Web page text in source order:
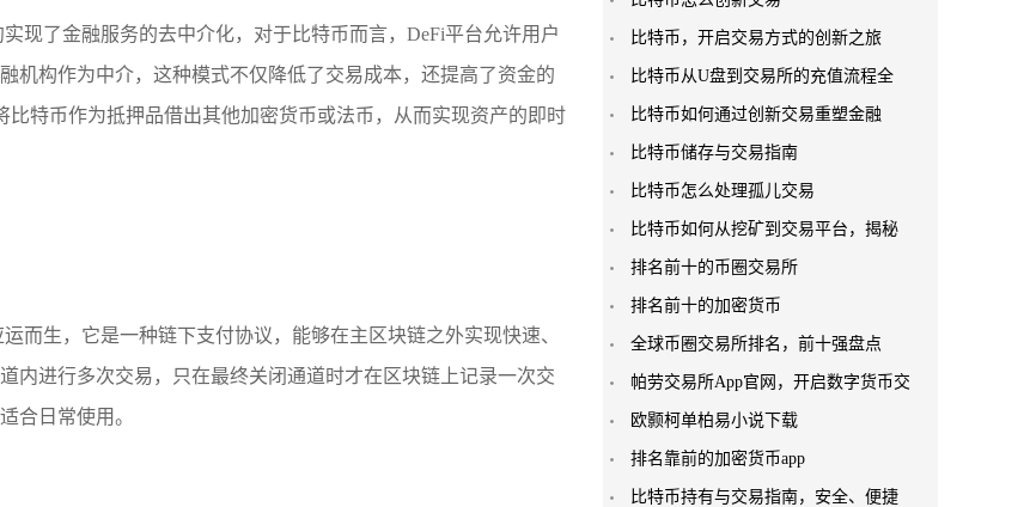
现了金融服务的去中介化，对于比特币而言，DeFi平台允许用户
机构作为中介，这种模式不仅降低了交易成本，还提高了资金的
比特币作为抵押品借出其他加密货币或法币，从而实现资产的即时
而生，它是一种链下支付协议，能够在主区块链之外实现快速、
内进行多次交易，只在最终关闭通道时才在区块链上记录一次交
合日常使用。
比特币，开启交易方式的创新之旅
比特币从U盘到交易所的充值流程全
比特币如何通过创新交易重塑金融
比特币储存与交易指南
比特币怎么处理孤儿交易
比特币如何从挖矿到交易平台，揭秘
排名前十的币圈交易所
排名前十的加密货币
全球币圈交易所排名，前十强盘点
帕劳交易所App官网，开启数字货币交
欧颢柯单柏易小说下载
排名靠前的加密货币app
比特币持有与交易指南，安全、便捷